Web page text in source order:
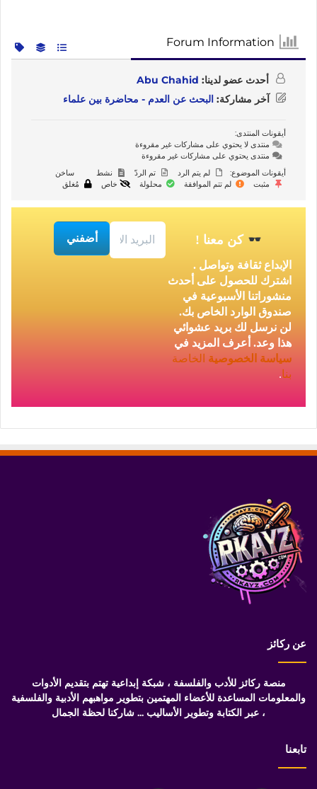
Forum Information
أحدث عضو لدينا: Abu Chahid
آخر مشاركة: البحث عن العدم - محاضرة بين علماء
أيقونات المنتدى:
منتدى لا يحتوي على مشاركات غير مقروءة
منتدى يحتوي على مشاركات غير مقروءة
أيقونات الموضوع:
لم يتم الرد تم الردّ نشط
ساخن
مثبت
لم تتم الموافقة محلولة خاص مُغلق
كن معنا !
الإبداع ثقافة وتواصل .
اشترك للحصول على أحدث
منشوراتنا الأسبوعية في
صندوق الوارد الخاص بك.
لن نرسل لك بريد عشوائي
هذا وعد. أعرف المزيد في
سياسة الخصوصية الخاصة
بنا.
عن ركائز
منصة ركائز للأدب والفلسفة ، شبكة إبداعية تهتم بتقديم الأدوات
والمعلومات المساعدة للأعضاء المهتمين بتطوير مواهبهم الأدبية والفلسفية
، عبر الكتابة وتطوير الأساليب ... شاركنا لحظة الجمال
تابعنا